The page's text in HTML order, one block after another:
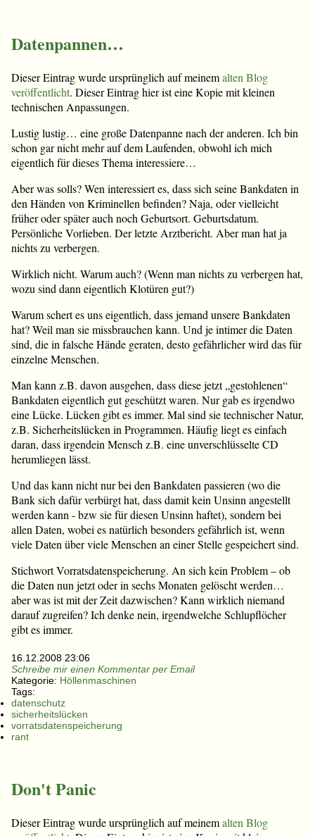
Datenpannen…
Dieser Eintrag wurde ursprünglich auf meinemalten Blog
veröffentlicht. Dieser Eintrag hier ist eine Kopie mit kleinen
technischen Anpassungen.
Lustig lustig… eine große Datenpanne nach der anderen. Ich bin
schon gar nicht mehr auf dem Laufenden, obwohl ich mich
eigentlich für dieses Thema interessiere…
Aber was solls? Wen interessiert es, dass sich seine Bankdaten in
den Händen von Kriminellen befinden? Naja, oder vielleicht
früher oder später auch noch Geburtsort. Geburtsdatum.
Persönliche Vorlieben. Der letzte Arztbericht. Aber man hat ja
nichts zu verbergen.
Wirklich nicht. Warum auch? (Wenn man nichts zu verbergen hat,
wozu sind dann eigentlich Klotüren gut?)
Warum schert es uns eigentlich, dass jemand unsere Bankdaten
hat? Weil man sie missbrauchen kann. Und je intimer die Daten
sind, die in falsche Hände geraten, desto gefährlicher wird das für
einzelne Menschen.
Man kann z.B. davon ausgehen, dass diese jetzt „gestohlenen“
Bankdaten eigentlich gut geschützt waren. Nur gab es irgendwo
eine Lücke. Lücken gibt es immer. Mal sind sie technischer Natur,
z.B. Sicherheitslücken in Programmen. Häufig liegt es einfach
daran, dass irgendein Mensch z.B. eine unverschlüsselte CD
herumliegen lässt.
Und das kann nicht nur bei den Bankdaten passieren (wo die
Bank sich dafür verbürgt hat, dass damit kein Unsinn angestellt
werden kann - bzw sie für diesen Unsinn haftet), sondern bei
allen Daten, wobei es natürlich besonders gefährlich ist, wenn
viele Daten über viele Menschen an einer Stelle gespeichert sind.
Stichwort Vorratsdatenspeicherung. An sich kein Problem – ob
die Daten nun jetzt oder in sechs Monaten gelöscht werden…
aber was ist mit der Zeit dazwischen? Kann wirklich niemand
darauf zugreifen? Ich denke nein, irgendwelche Schlupflöcher
gibt es immer.
16.12.2008 23:06
Schreibe mir einen Kommentar per Email
Kategorie: Höllenmaschinen
Tags:
datenschutz
sicherheitslücken
vorratsdatenspeicherung
rant
Don't Panic
Dieser Eintrag wurde ursprünglich auf meinemalten Blog